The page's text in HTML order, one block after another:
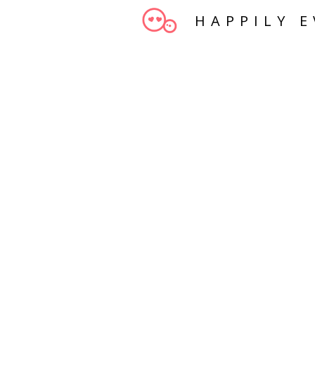
HAPPILY